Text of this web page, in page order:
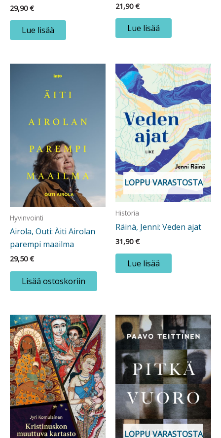
29,90€
Lue lisää
21,90€
Lue lisää
Hyvinvointi
Airola, Outi: Äiti Airolan
parempi maailma
29,50€
Lisää ostoskoriin
LOPPU VARASTOSTA
Historia
Räinä, Jenni: Veden ajat
31,90€
Lue lisää
LOPPU VARASTOSTA